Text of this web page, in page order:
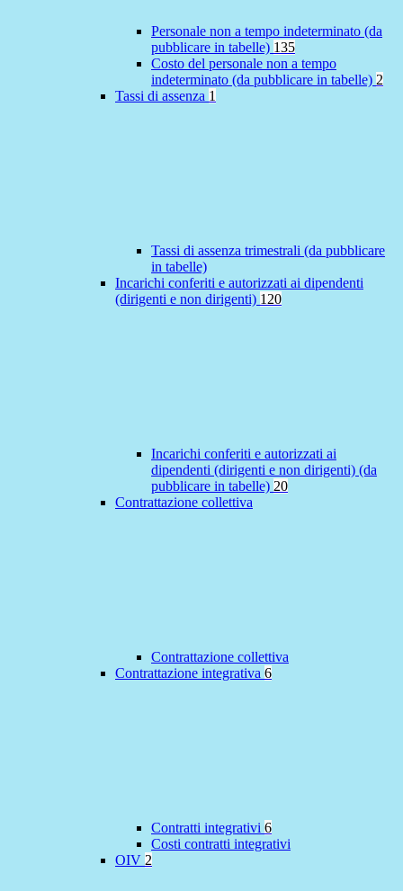
Personale non a tempo indeterminato (da
pubblicare in tabelle) 135
Costo del personale non a tempo
indeterminato (da pubblicare in tabelle) 2
Tassi di assenza 1
Tassi di assenza trimestrali (da pubblicare
in tabelle)
Incarichi conferiti e autorizzati ai dipendenti
(dirigenti e non dirigenti) 120
Incarichi conferiti e autorizzati ai
dipendenti (dirigenti e non dirigenti) (da
pubblicare in tabelle) 20
Contrattazione collettiva
Contrattazione collettiva
Contrattazione integrativa 6
Contratti integrativi 6
Costi contratti integrativi
OIV 2